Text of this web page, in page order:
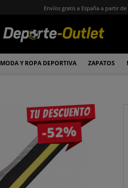
Envíos gratis a España a partir de
MODA Y ROPA DEPORTIVA ZAPATOS
Tu descuento
-52%